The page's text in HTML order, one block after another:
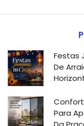
Festas
De
Para